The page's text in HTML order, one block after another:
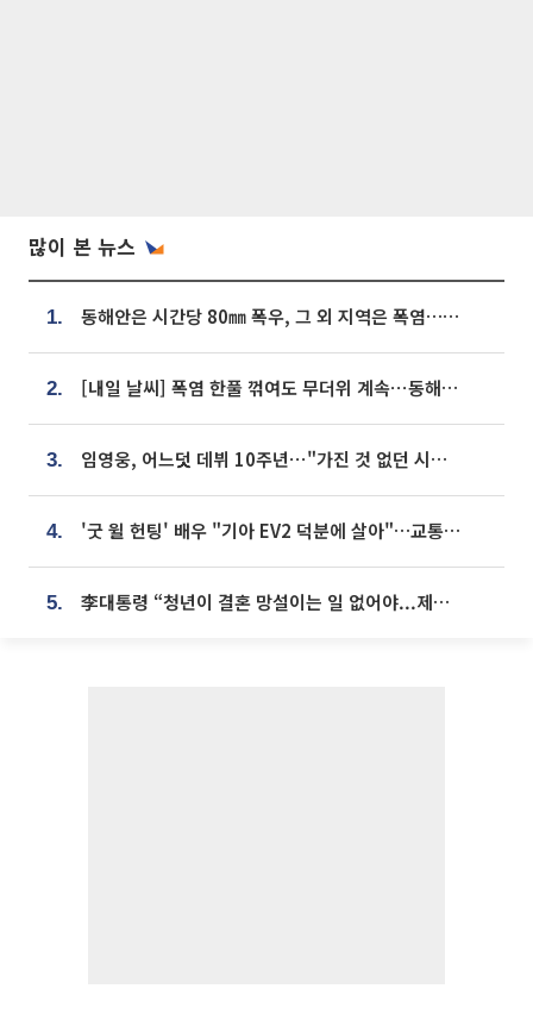
많이 본 뉴스
1. 동해안은 시간당 80㎜ 폭우, 그 외 지역은 폭염…‘극과 극 날씨’
2. [내일 날씨] 폭염 한풀 꺾여도 무더위 계속⋯동해안 이틀 연속 비
3. 임영웅, 어느덧 데뷔 10주년⋯"가진 것 없던 시절, 내 앞엔 20명의 팬뿐"
4. '굿 윌 헌팅' 배우 "기아 EV2 덕분에 살아"…교통사고 후 안전성 극찬
5. 李대통령 “청년이 결혼 망설이는 일 없어야...제도상 불이익 조사”